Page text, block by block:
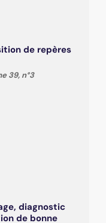
de repères
39, n°3
diagnostic
de bonne